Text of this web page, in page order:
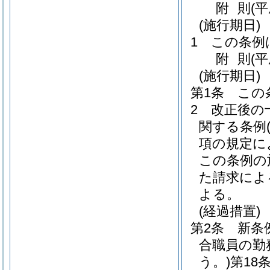
附 則 (
(施行期日)
1
この条例
附 則 (
(施行期日)
第1条
この
2
改正後の
関する条例
項の規定
この条例
た請求に
よる。
(経過措置)
第2条
新条
合職員の勤
う。)第18